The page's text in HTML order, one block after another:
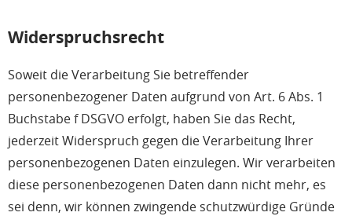
Widerspruchsrecht
Soweit die Verarbeitung Sie betreffender
personenbezogener Daten aufgrund von Art. 6 Abs. 1
Buchstabe f DSGVO erfolgt, haben Sie das Recht,
jederzeit Widerspruch gegen die Verarbeitung Ihrer
personenbezogenen Daten einzulegen. Wir verarbeiten
diese personenbezogenen Daten dann nicht mehr, es
sei denn, wir können zwingende schutzwürdige Gründe